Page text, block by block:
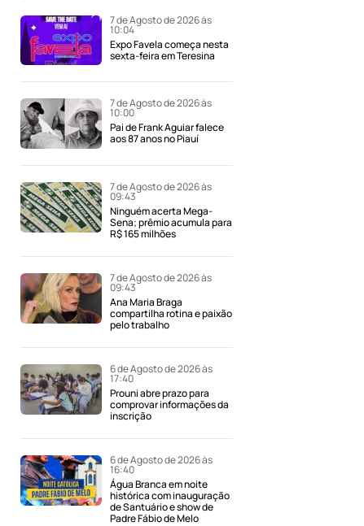
7 de Agosto de 2026 às
10:04
Expo Favela começa nesta
sexta-feira em Teresina
7 de Agosto de 2026 às
10:00
Pai de Frank Aguiar falece
aos 87 anos no Piauí
7 de Agosto de 2026 às
09:43
Ninguém acerta Mega-
Sena; prêmio acumula para
R$ 165 milhões
7 de Agosto de 2026 às
09:43
Ana Maria Braga
compartilha rotina e paixão
pelo trabalho
6 de Agosto de 2026 às
17:40
Prouni abre prazo para
comprovar informações da
inscrição
6 de Agosto de 2026 às
16:40
Água Branca em noite
histórica com inauguração
de Santuário e show de
Padre Fábio de Melo